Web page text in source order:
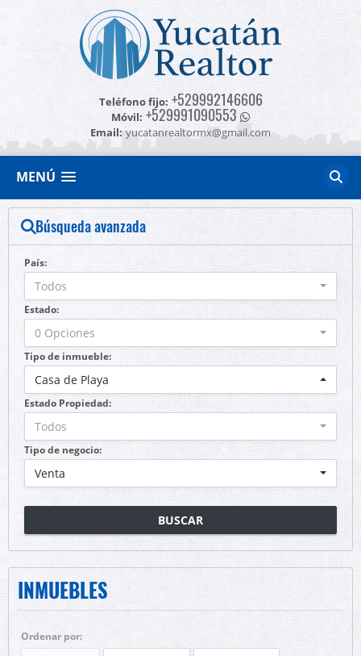
Teléfono fijo: +529992146606
Móvil: +529991090553
Email: yucatanrealtormx@gmail.com
MENÚ
Búsqueda avanzada
País:
Todos
Estado:
0 Opciones
Tipo de inmueble:
Casa de Playa
Estado Propiedad:
Todos
Tipo de negocio:
Venta
BUSCAR
INMUEBLES
Ordenar por: